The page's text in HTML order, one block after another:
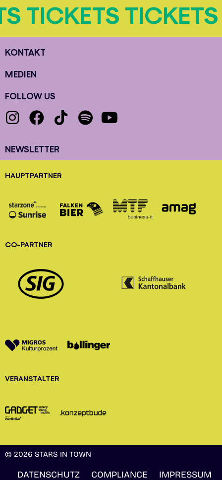
TICKETS
KONTAKT
MEDIEN
FOLLOW US
NEWSLETTER
HAUPTPARTNER
CO-PARTNER
VERANSTALTER
© 2026 STARS IN TOWN
DATENSCHUTZ COMPLIANCE IMPRESSUM